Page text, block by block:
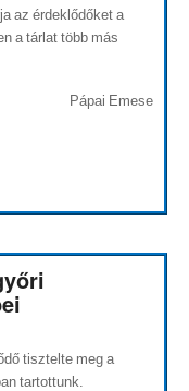
az érdeklődőket a
a tárlat több más
Pápai Emese
tisztelte meg a
tartottunk.